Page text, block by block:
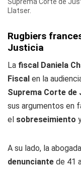
Llatser.
Rugbiers
Justicia
La fiscal Daniela
Fiscal en la
Suprema Corte de
sus argumentos en
el sobreseimiento
A su lado, la abogada
denunciante de 41